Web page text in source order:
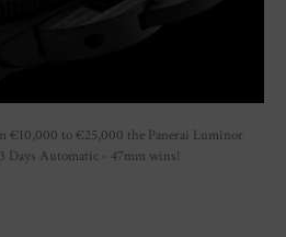
€10,000 to €25,000 the Panerai Luminor
Days Automatic - 47mm wins!